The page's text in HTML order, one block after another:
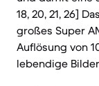
18, 20, 21, 26]
großes Super
Auflösung von
lebendige Bilder